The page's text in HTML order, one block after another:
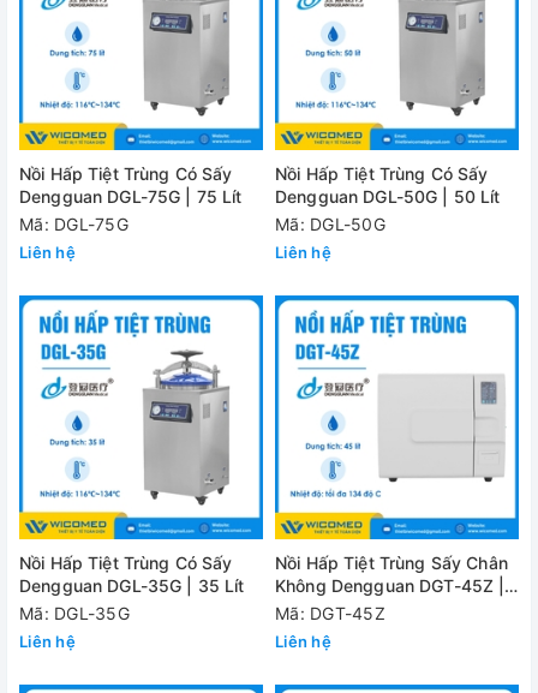
Nồi Hấp Tiệt Trùng Có Sấy
Dengguan DGL-75G | 75 Lít
Mã: DGL-75G
Liên hệ
Nồi Hấp Tiệt Trùng Có Sấy
Dengguan DGL-50G | 50 Lít
Mã: DGL-50G
Liên hệ
Nồi Hấp Tiệt Trùng Có Sấy
Dengguan DGL-35G | 35 Lít
Mã: DGL-35G
Liên hệ
Nồi Hấp Tiệt Trùng Sấy Chân
Không Dengguan DGT-45Z |
45 Lít
Mã: DGT-45Z
Liên hệ